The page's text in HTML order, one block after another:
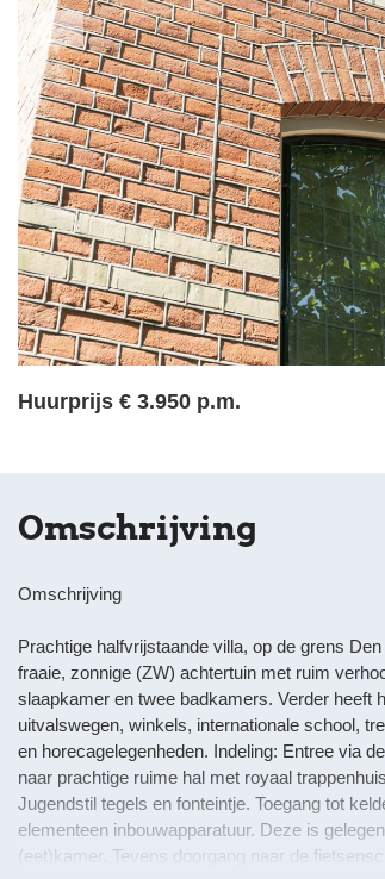
Huurprijs € 3.950 p.m.
Omschrijving
Omschrijving
Prachtige halfvrijstaande villa, op de grens
fraaie, zonnige (ZW) achtertuin met ruim
slaapkamer en twee badkamers. Verder heeft
uitvalswegen, winkels, internationale school,
en horecagelegenheden. Indeling: Entree via
naar prachtige ruime hal met royaal
Jugendstil tegels en fonteintje. Toegang tot
elementeen inbouwapparatuur. Deze is
(eet)kamer. Tevens doorgang naar de